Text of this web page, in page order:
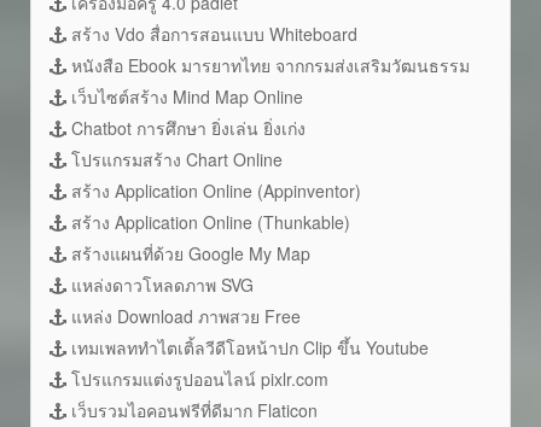
สร้าง Vdo สื่อการสอนแบบ Whiteboard
หนังสือ Ebook มารยาทไทย จากกรมส่งเสริมวัฒนธรรม
เว็บไซต์สร้าง Mind Map Online
Chatbot การศึกษา ยิ่งเล่น ยิ่งเก่ง
โปรแกรมสร้าง Chart Online
สร้าง Application Online (Appinventor)
สร้าง Application Online (Thunkable)
สร้างแผนที่ด้วย Google My Map
แหล่งดาวโหลดภาพ SVG
แหล่ง Download ภาพสวย Free
เทมเพลททำไตเติ้ลวีดีโอหน้าปก Clip ขึ้น Youtube
โปรแกรมแต่งรูปออนไลน์ pixlr.com
เว็บรวมไอคอนฟรีที่ดีมาก Flaticon